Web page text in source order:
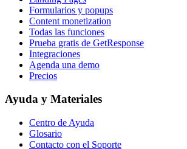
Formularios y popups
Content monetization
Todas las funciones
Prueba gratis de GetResponse
Integraciones
Agenda una demo
Precios
Ayuda y Materiales
Centro de Ayuda
Glosario
Contacto con el Soporte